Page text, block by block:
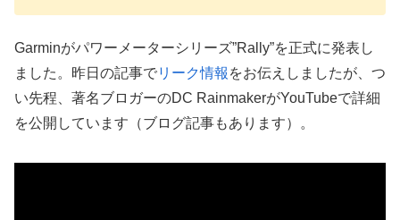
Garminがパワーメーターシリーズ”Rally”を正式に発表し
ました。昨日の記事でリーク情報 をお伝えしましたが、つ
い先程、著名ブロガーのDC RainmakerがYouTubeで詳細
を公開しています（ブログ記事もあります）。